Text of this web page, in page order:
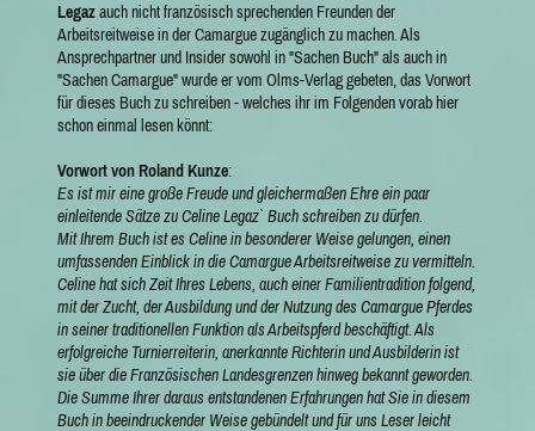
Legazauch nicht französisch sprechenden Freunden der
Arbeitsreitweise in der Camargue zugänglich zu machen. Als
Ansprechpartner und Insider sowohl in "Sachen Buch" als auch in
"Sachen Camargue" wurde er vom Olms-Verlag gebeten, das Vorwort
für dieses Buch zu schreiben - welches ihr im Folgenden vorab hier
schon einmal lesen könnt:
Vorwort von Roland Kunze:
Es ist mir eine große Freude und gleichermaßen Ehre ein paar
einleitende Sätze zu Celine Legaz` Buch schreiben zu dürfen.
Mit Ihrem Buch ist es Celine in besonderer Weise gelungen, einen
umfassenden Einblick in die Camargue Arbeitsreitweise zu vermitteln.
Celine hat sich Zeit Ihres Lebens, auch einer Familientradition folgend,
mit der Zucht, der Ausbildung und der Nutzung des Camargue Pferdes
in seiner traditionellen Funktion als Arbeitspferd beschäftigt. Als
erfolgreiche Turnierreiterin, anerkannte Richterin und Ausbilderin ist
sie über die Französischen Landesgrenzen hinweg bekannt geworden.
Die Summe Ihrer daraus entstandenen Erfahrungen hat Sie in diesem
Buch in beeindruckender Weise gebündelt und für uns Leser leicht